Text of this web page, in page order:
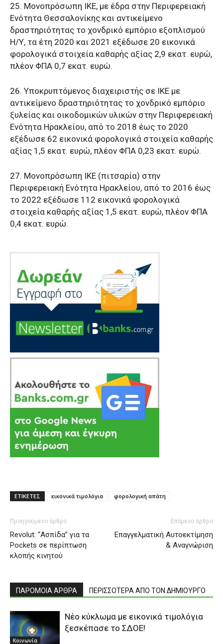
25. Μονοπρόσωπη ΙΚΕ, με έδρα στην Περιφερειακή
Ενότητα Θεσσαλονίκης και αντικείμενο
δραστηριότητας το χονδρικό εμπόριο εξοπλισμού
Η/Υ, τα έτη 2020 και 2021 εξέδωσε 20 εικονικά
φορολογικά στοιχεία καθαρής αξίας 2,9 εκατ. ευρώ,
πλέον ΦΠΑ 0,7 εκατ. ευρώ.
26. Υποκρυπτόμενος διαχειριστής σε ΙΚΕ με
αντικείμενο δραστηριότητας το χονδρικό εμπόριο
ξυλείας και οικοδομικών υλικών στην Περιφερειακή
Ενότητα Ηρακλείου, από το 2018 έως το 2020
εξέδωσε 62 εικονικά φορολογικά στοιχεία καθαρής
αξίας 1,5 εκατ. ευρώ, πλέον ΦΠΑ 0,23 εκατ. ευρώ.
27. Μονοπρόσωπη ΙΚΕ (πιτσαρία) στην
Περιφερειακή Ενότητα Ηρακλείου, από το 2016 έως
το 2022 εξέδωσε 112 εικονικά φορολογικά
στοιχεία καθαρής αξίας 1,5 εκατ. ευρώ, πλέον ΦΠΑ
0,4 εκατ. ευρώ.
ΕΤΙΚΕΤΕΣ εικονικά τιμολόγια φορολογική απάτη
Προηγούμενο άρθρο
Revolut: “Ασπίδα” για τα
Pockets σε περίπτωση
κλοπής κινητού
Επόμενο άρθρο
Επαγγελματική Αυτοεκτίμηση
& Αναγνώριση
ΠΑΡΟΜΟΙΑ ΑΡΘΡΑ ΠΕΡΙΣΣΟΤΕΡΑ ΑΠΟ ΤΟΝ ΔΗΜΙΟΥΡΓΟ
Κοινωνία
Νέο κύκλωμα με εικονικά τιμολόγια
ξεσκέπασε το ΣΔΟΕ!